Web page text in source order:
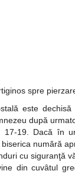
spre
este
după
17-19. Dacă în
numără
cu siguranţă
din cuvâtul